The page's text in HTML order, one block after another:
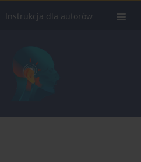
Instrukcja dla autorów